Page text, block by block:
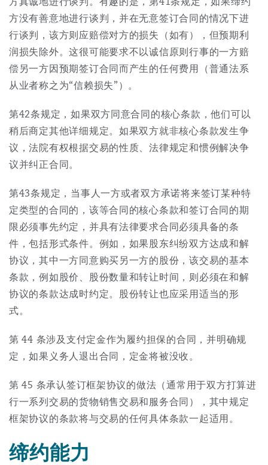
方没有善意地进行谈判，并在无意签订合同的情况下进
行谈判，该方则应赔偿对方的损失（如有），但预期利
润损失除外。这很可能要求不以诚信原则行事的一方赔
偿另一方因预期签订合同而产生的任何费用（普通法系
从业者称之为“信赖损失”）。
第42条规定，如果双方同意合同的核心条款，他们可以
稍后商定其他详细规定。如果双方就非核心条款发生争
议，法院有权根据交易的性质、法律规定和惯例解决争
议并纠正合同。
第43条规定，当事人一方或者双方承诺将来签订某种特
定类型的合同的，该等合同的核心条款和签订合同的期
限必须事先约定，并具有法律要求合同必须具备的条
件，包括形式条件。例如，如果股东纠纷双方达成和解
协议，其中一方同意购买另一方的股份，该交易的基本
条款，例如股价、股份数量和转让时间，则必须在和解
协议的条款达成时约定。股份转让也应采用适当的形
式。
第 44 条涉及支付定金作为履约担保的合同，并明确规
定，如果义务人退出合同，定金将被没收。
第 45 条承认签订框架协议的做法（通常用于双方打算进
行一系列交易的货物销售交易和服务合同），其中规定
框架协议的条款将与交易的任何具体条款一起适用。
缔约能力